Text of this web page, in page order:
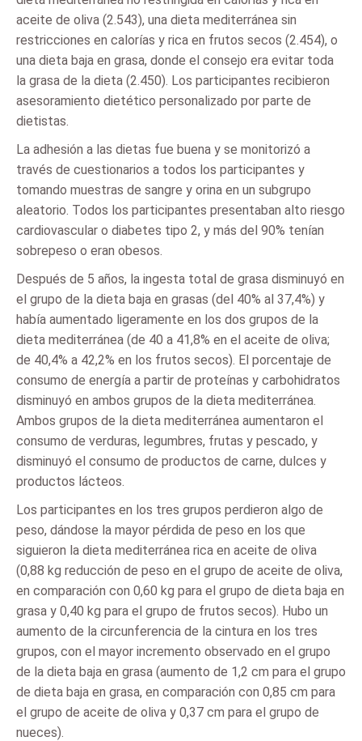
aceite de oliva (2.543), una dieta mediterránea sin
restricciones en calorías y rica en frutos secos (2.454), o
una dieta baja en grasa, donde el consejo era evitar toda
la grasa de la dieta (2.450). Los participantes recibieron
asesoramiento dietético personalizado por parte de
dietistas.
La adhesión a las dietas fue buena y se monitorizó a
través de cuestionarios a todos los participantes y
tomando muestras de sangre y orina en un subgrupo
aleatorio. Todos los participantes presentaban alto riesgo
cardiovascular o diabetes tipo 2, y más del 90% tenían
sobrepeso o eran obesos.
Después de 5 años, la ingesta total de grasa disminuyó en
el grupo de la dieta baja en grasas (del 40% al 37,4%) y
había aumentado ligeramente en los dos grupos de la
dieta mediterránea (de 40 a 41,8% en el aceite de oliva;
de 40,4% a 42,2% en los frutos secos). El porcentaje de
consumo de energía a partir de proteínas y carbohidratos
disminuyó en ambos grupos de la dieta mediterránea.
Ambos grupos de la dieta mediterránea aumentaron el
consumo de verduras, legumbres, frutas y pescado, y
disminuyó el consumo de productos de carne, dulces y
productos lácteos.
Los participantes en los tres grupos perdieron algo de
peso, dándose la mayor pérdida de peso en los que
siguieron la dieta mediterránea rica en aceite de oliva
(0,88 kg reducción de peso en el grupo de aceite de oliva,
en comparación con 0,60 kg para el grupo de dieta baja en
grasa y 0,40 kg para el grupo de frutos secos). Hubo un
aumento de la circunferencia de la cintura en los tres
grupos, con el mayor incremento observado en el grupo
de la dieta baja en grasa (aumento de 1,2 cm para el grupo
de dieta baja en grasa, en comparación con 0,85 cm para
el grupo de aceite de oliva y 0,37 cm para el grupo de
nueces).